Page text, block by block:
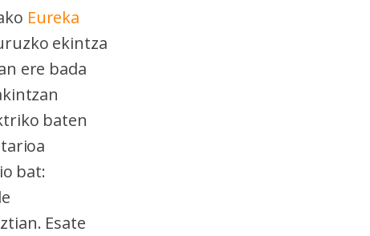
Eureka
ekintza
ere bada
baten
bat:
Esate